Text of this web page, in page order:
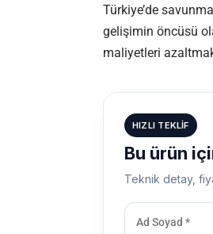
Türkiye’de
gelişimin öncüsü
maliyetleri azaltmak
HIZLI TEKLIF
Bu ürün
Teknik detay,